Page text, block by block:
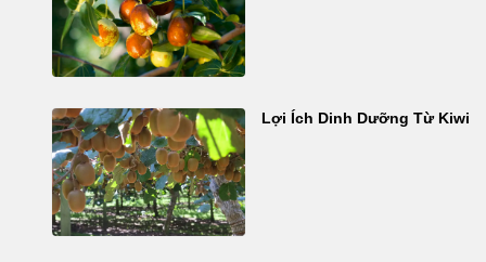
Lợi Ích Dinh Dưỡng Từ Kiwi